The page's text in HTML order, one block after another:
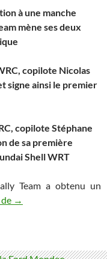
à une manche
mène ses deux
copilote Nicolas
signe ainsi le premier
copilote Stéphane
de sa première
Shell WRT
Team a obtenu un
Doublé dans les
→